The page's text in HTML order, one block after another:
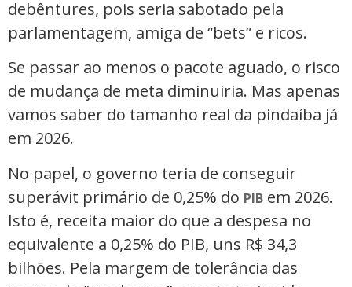
debêntures, pois seria sabotado pela
parlamentagem, amiga de “bets” e ricos.
Se passar ao menos o pacote aguado, o risco
de mudança de meta diminuiria. Mas apenas
vamos saber do tamanho real da pindaíba já
em 2026.
No papel, o governo teria de conseguir
superávit primário de 0,25% do PIB em 2026.
Isto é, receita maior do que a despesa no
equivalente a 0,25% do PIB, uns R$ 34,3
bilhões. Pela margem de tolerância das